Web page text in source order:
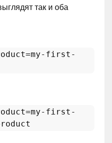
так и оба
first-
first-